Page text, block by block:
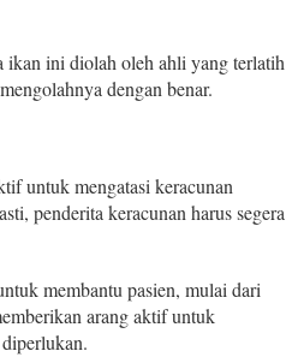
ikan ini diolah oleh ahli yang terlatih
dengan benar.
untuk mengatasi keracunan
penderita keracunan harus segera
membantu pasien, mulai dari
arang aktif untuk